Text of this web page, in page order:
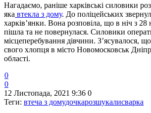
Нагадаємо, раніше харківські силовики
яка втекла з дому. До поліцейських
харків’янки. Вона розповіла, що в ніч з 28
пішла та не повернулася. Силовики
місцеперебування дівчини. З’ясувалося,
свого хлопця в місто Новомосковськ
області.
0
0
12 Листопада, 2021 9:36 0
Теги: втеча з домудочкарозшукалисварка